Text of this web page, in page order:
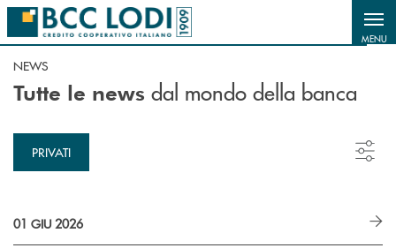
Salta al contenuto principale
MENU
NEWS
Tutte le news dal mondo della banca
PRIVATI
01 GIU 2026